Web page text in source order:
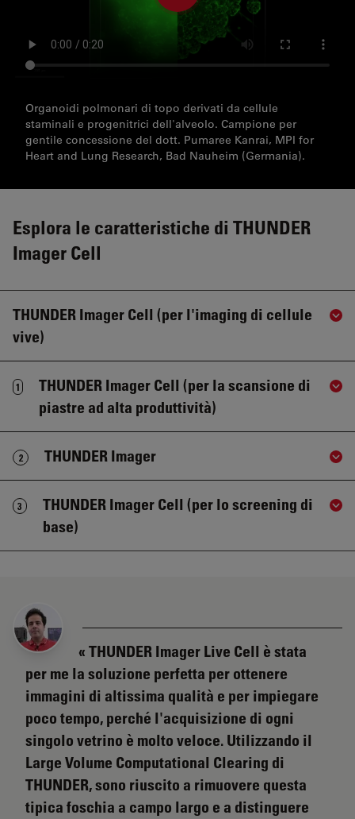
Organoidi polmonari di topo derivati da cellule
staminali e progenitrici dell'alveolo. Campione per
gentile concessione del dott. Pumaree Kanrai, MPI for
Heart and Lung Research, Bad Nauheim (Germania).
Esplora le caratteristiche di THUNDER
Imager Cell
THUNDER Imager Cell (per l'imaging di cellule
vive)
1
THUNDER Imager Cell (per la scansione di
piastre ad alta produttività)
2 THUNDER Imager
3
THUNDER Imager Cell (per lo screening di
base)
THUNDER Imager Live Cell è stata
per me la soluzione perfetta per ottenere
immagini di altissima qualità e per impiegare
poco tempo, perché l'acquisizione di ogni
singolo vetrino è molto veloce. Utilizzando il
Large Volume Computational Clearing di
THUNDER, sono riuscito a rimuovere questa
tipica foschia a campo largo e a distinguere